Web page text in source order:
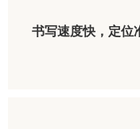
书写速度快，定位